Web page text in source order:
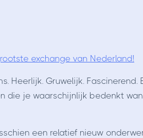
exchange van Nederland!
Heerlijk. Gruwelijk. Fascinerend.
die je waarschijnlijk bedenkt
een relatief nieuw